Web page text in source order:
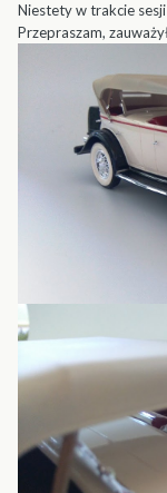
Niestety w trakcie
Przepraszam,